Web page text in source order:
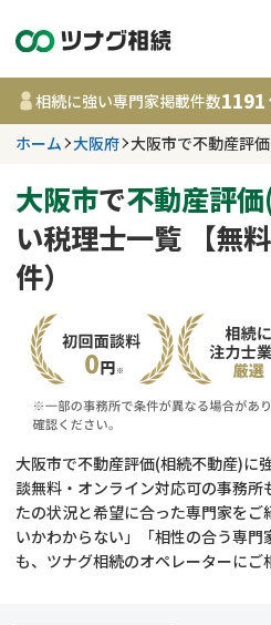
事
相続に強い専門家掲載件数1191
ホーム 大阪府 大阪市で不動産評
大阪市で不動産評
い税理士一覧 【無
件）
大阪市で不動産評価(相続不動産)に
談無料・オンライン対応可の事務
たの状況と希望に合った専門家を
いかわからない」「相性の合う専
も、ツナグ相続のオペレーターにご